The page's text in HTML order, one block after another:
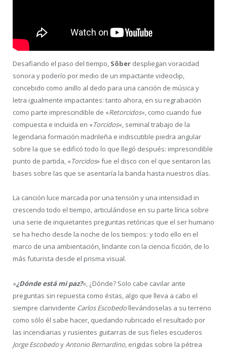
Desafiando el paso del tiempo, Sôber despliegan voracidad
sonora y poderío por medio de un impactante videoclip,
concebido como anillo al dedo para una canción de música y
letra igualmente impactantes: tanto ahora, en su regrabación
como parte imprescindible de «Retorcidos«, como cuando fue
compuesta e incluida en «Torcidos«, seminal trabajo de la
legendaria formación madrileña e indiscutible piedra angular
sobre la que se edificó todo lo que llegó después: imprescindible
punto de partida, «Torcidos» fue el disco con el que sentaron las
bases sobre las que se asentaría la banda hasta nuestros días.
La canción luce marcada por una tensión y una intensidad in
crescendo todo el tiempo, articulándose en su parte lírica sobre
una serie de inquietantes preguntas retóricas que el ser humano
se ha hecho desde la noche de los tiempos: y todo ello en el
marco de una ambientación, lindante con la ciencia ficción, de lo
más futurista desde el prisma visual.
«¿Dónde está mi paz?«, ¿Dónde? Solo cabe cavilar ante
preguntas sin repuesta como éstas, algo que lleva a cabo el
siempre clarividente Carlos Escobedo llevándoselas a su terreno
como sólo él sabe hacer, quedando rubricado el resultado por
las incendiarias y rusientes guitarras de sus fieles escuderos
Jorge Escobedoy Antonio Bernardino , erigidas sobre la pétrea